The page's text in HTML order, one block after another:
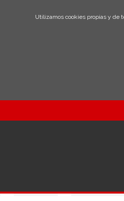
Utilizamos cookies propias y de